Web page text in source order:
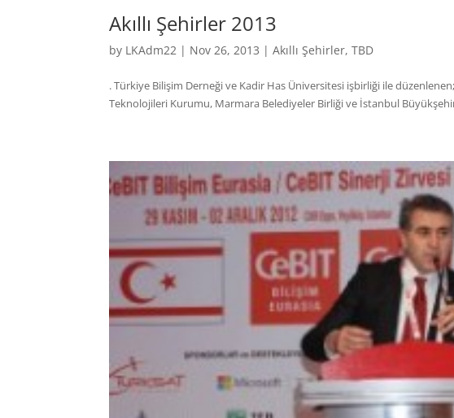
Akıllı Şehirler 2013
by LKAdm22 | Nov 26, 2013 |Akıllı Şehirler,TBD
. Türkiye Bilişim Derneği ve Kadir Has Üniversitesi işbirliği ile
Teknolojileri Kurumu, Marmara Belediyeler Birliği ve İstanbul